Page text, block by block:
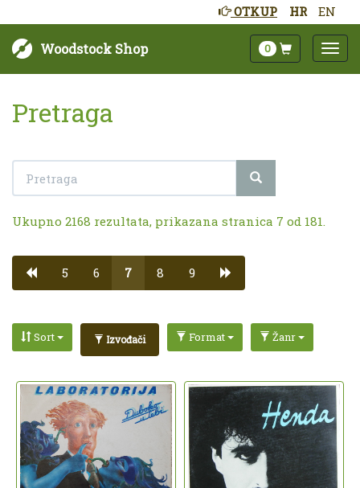
HR EN
OTKUP
Woodstock Shop 0
Pretraga
Ukupno 2168 rezultata, prikazana stranica 7 od 181.
5 6 7 8 9
Sort Izvođači Format Žanr